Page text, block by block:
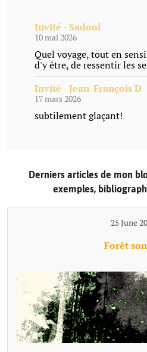
Invité - Sadoul
10 mai 2026
Quel voyage, tout en
d'y être, de ressentir les
Invité - Jean-François D
17 mars 2026
subtilement glaçant!
Derniers articles de mon
exemples,
25 June
Forêt